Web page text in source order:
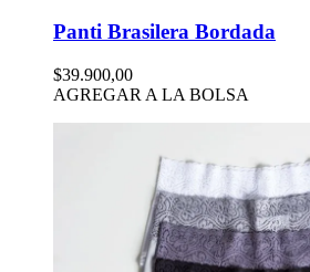
Panti Brasilera Bordada
$39.900,00
AGREGAR A LA BOLSA